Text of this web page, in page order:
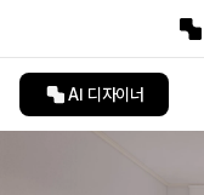
AI 디자이너